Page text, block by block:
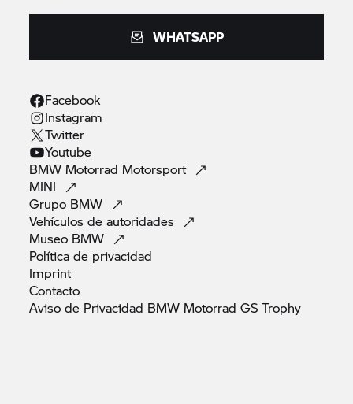
WHATSAPP
Facebook
Instagram
Twitter
Youtube
BMW Motorrad Motorsport
MINI
Grupo BMW
Vehículos deautoridades
Museo BMW
Política de privacidad
Imprint
Contacto
Aviso de Privacidad BMW Motorrad GSTrophy